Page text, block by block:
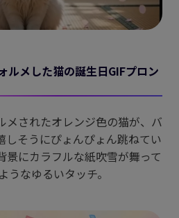
ルメした猫の誕生日GIFプロン
メされたオレンジ色の猫が、バ
しそうにぴょんぴょん跳ねてい
景にカラフルな紙吹雪が舞って
うなゆるいタッチ。